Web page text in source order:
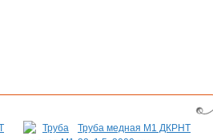
Труба медная М1 ДКРНТ